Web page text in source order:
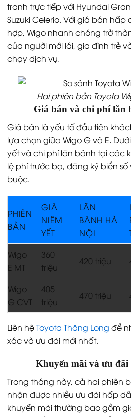
tranh trực tiếp với Hyundai
Suzuki Celerio. Với giá bán
hợp, Wigo nhanh chóng trở
của người mới lái, gia đình trẻ
chạy dịch vụ.
Hai phiên bản Toyota
Giá bán và chi phí lăn
Giá bán là yếu tố đầu tiên
lựa chọn giữa Wigo G và E.
yết và chi phí lăn bánh tại các
lệ phí trước bạ, đăng ký biển
buộc.
PHIÊN
BẢN
GIÁ
NIÊM
YẾT
LĂN
BÁNH HÀ
NỘI
Wigo
E MT
360
triệu
420 triệu
Wigo
G CVT
405
triệu
470 triệu
Liên hệToyota Thăng Long để
xác và ưu đãi mới nhất.
Khuyến mãi và ưu
Trong tháng này, cả hai phiên
nhận được nhiều ưu đãi hấp
khuyến mãi thường bao gồm